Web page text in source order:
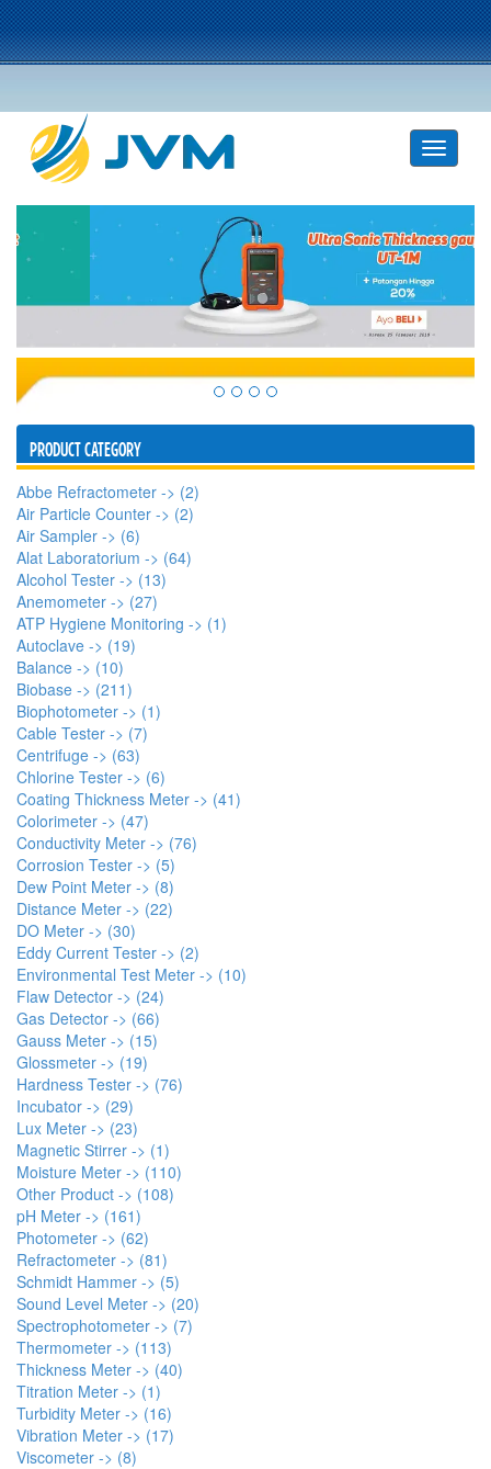
PRODUCT CATEGORY
Abbe Refractometer -> (2)
Air Particle Counter -> (2)
Air Sampler -> (6)
Alat Laboratorium -> (64)
Alcohol Tester -> (13)
Anemometer -> (27)
ATP Hygiene Monitoring -> (1)
Autoclave -> (19)
Balance -> (10)
Biobase -> (211)
Biophotometer -> (1)
Cable Tester -> (7)
Centrifuge -> (63)
Chlorine Tester -> (6)
Coating Thickness Meter -> (41)
Colorimeter -> (47)
Conductivity Meter -> (76)
Corrosion Tester -> (5)
Dew Point Meter -> (8)
Distance Meter -> (22)
DO Meter -> (30)
Eddy Current Tester -> (2)
Environmental Test Meter -> (10)
Flaw Detector -> (24)
Gas Detector -> (66)
Gauss Meter -> (15)
Glossmeter -> (19)
Hardness Tester -> (76)
Incubator -> (29)
Lux Meter -> (23)
Magnetic Stirrer -> (1)
Moisture Meter -> (110)
Other Product -> (108)
pH Meter -> (161)
Photometer -> (62)
Refractometer -> (81)
Schmidt Hammer -> (5)
Sound Level Meter -> (20)
Spectrophotometer -> (7)
Thermometer -> (113)
Thickness Meter -> (40)
Titration Meter -> (1)
Turbidity Meter -> (16)
Vibration Meter -> (17)
Viscometer -> (8)